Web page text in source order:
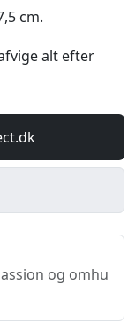
cm.
alt efter
og omhu